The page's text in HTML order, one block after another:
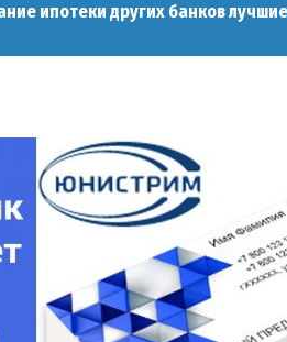
ипотеки других банков